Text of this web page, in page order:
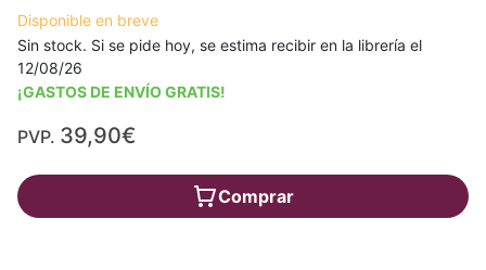
Disponible en breve
Sin stock. Si se pide hoy, se estima recibir en la librería el
12/08/26
¡GASTOS DE ENVÍO GRATIS!
PVP. 39,90€
Comprar